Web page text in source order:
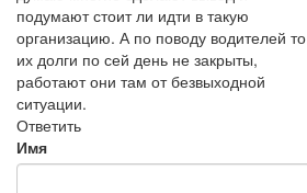
подумают стоит ли идти в такую
организацию. А по поводу водителей то
их долги по сей день не закрыты,
работают они там от безвыходной
ситуации.
Ответить
Имя